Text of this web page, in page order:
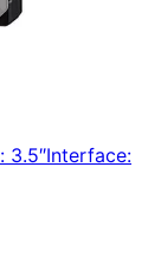
: 3.5″Interface: